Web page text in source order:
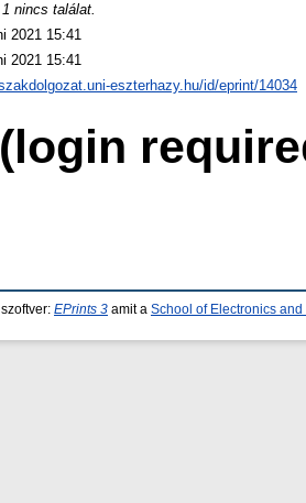
nincs találat.
2021 15:41
2021 15:41
eszterhazy.hu/id/eprint/14034
EPrints 3 amit a School of Electronics